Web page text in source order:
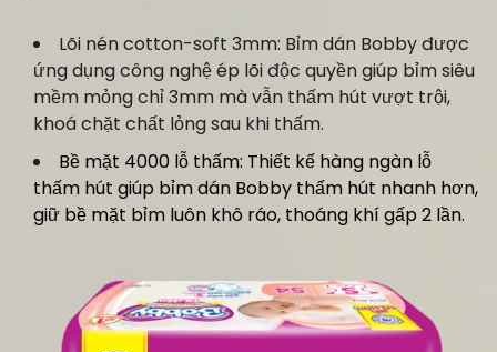
Lõi nén cotton-soft 3mm: Bỉm dán Bobby được
ứng dụng công nghệ ép lõi độc quyền giúp bỉm siêu
mềm mỏng chỉ 3mm mà vẫn thấm hút vượt trội,
khoá chặt chất lỏng sau khi thấm.
Bề mặt 4000 lỗ thấm: Thiết kế hàng ngàn lỗ
thấm hút giúp bỉm dán Bobby thấm hút nhanh hơn,
giữ bề mặt bỉm luôn khô ráo, thoáng khí gấp 2 lần.